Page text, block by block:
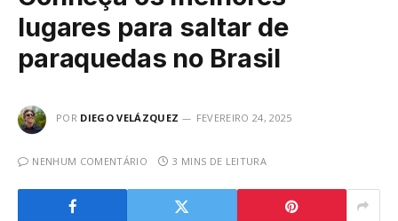
lugares para saltar de
paraquedas no Brasil
POR DIEGO VELÁZQUEZ FEVEREIRO 24, 2025
NENHUM COMENTÁRIO 3 MINS DE LEITURA